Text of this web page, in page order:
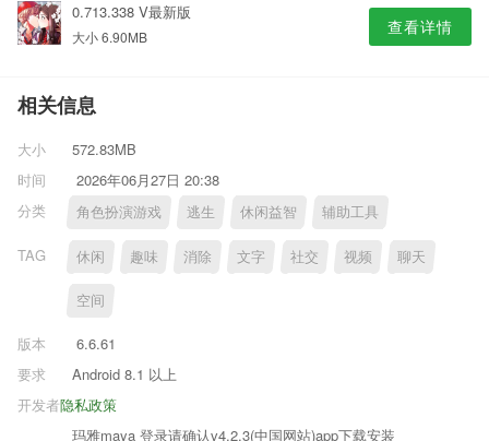
0.713.338 V最新版
大小 6.90MB 查看详情
相关信息
大小
572.83MB
时间
2026年06月27日 20:38
分类
角色扮演游戏 逃生 休闲益智 辅助工具
TAG 休闲 趣味 消除 文字 社交 视频 聊天
空间
版本
6.6.61
要求
Android 8.1 以上
隐私政策
开发者
玛雅maya 登录请确认v4.2.3(中国网站)app下载安装